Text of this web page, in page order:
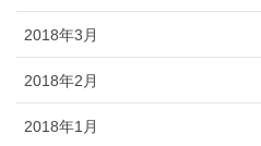
2018年3月
2018年2月
2018年1月